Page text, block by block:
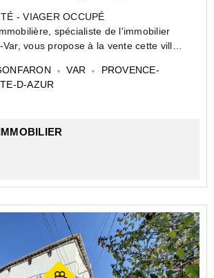
- VIAGER OCCUPÉ
spécialiste de l'immobilier
vous propose à la vente cette villa
jardin, terrasse et garage.
VAR
PROVENCE-
D-AZUR
l'agence